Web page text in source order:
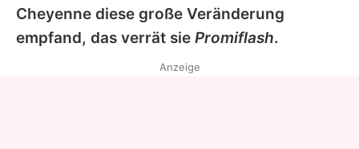
Cheyenne diese große Veränderung
empfand, das verrät sie Promiflash.
Anzeige